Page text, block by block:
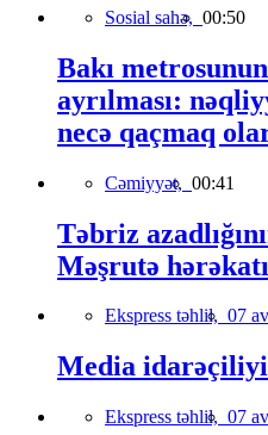
Sosial sahə, 00:50
Bakı
ayrılması:
necə qaçmaq
Cəmiyyət, 00:41
Təbriz
Məşrutə
Ekspress təhlil, 07
Media
Ekspress təhlil, 07